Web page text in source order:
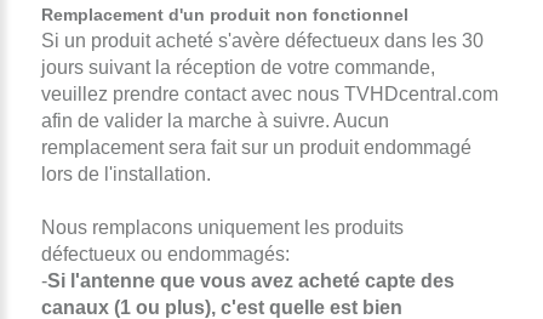
Remplacement d'un produit non fonctionnel
Si un produit acheté s'avère défectueux dans les 30
jours suivant la réception de votre commande,
veuillez prendre contact avec nous TVHDcentral.com
afin de valider la marche à suivre. Aucun
remplacement sera fait sur un produit endommagé
lors de l'installation.
Nous remplacons uniquement les produits
défectueux ou endommagés:
-Si l'antenne que vous avez acheté capte des
canaux (1 ou plus), c'est quelle est bien